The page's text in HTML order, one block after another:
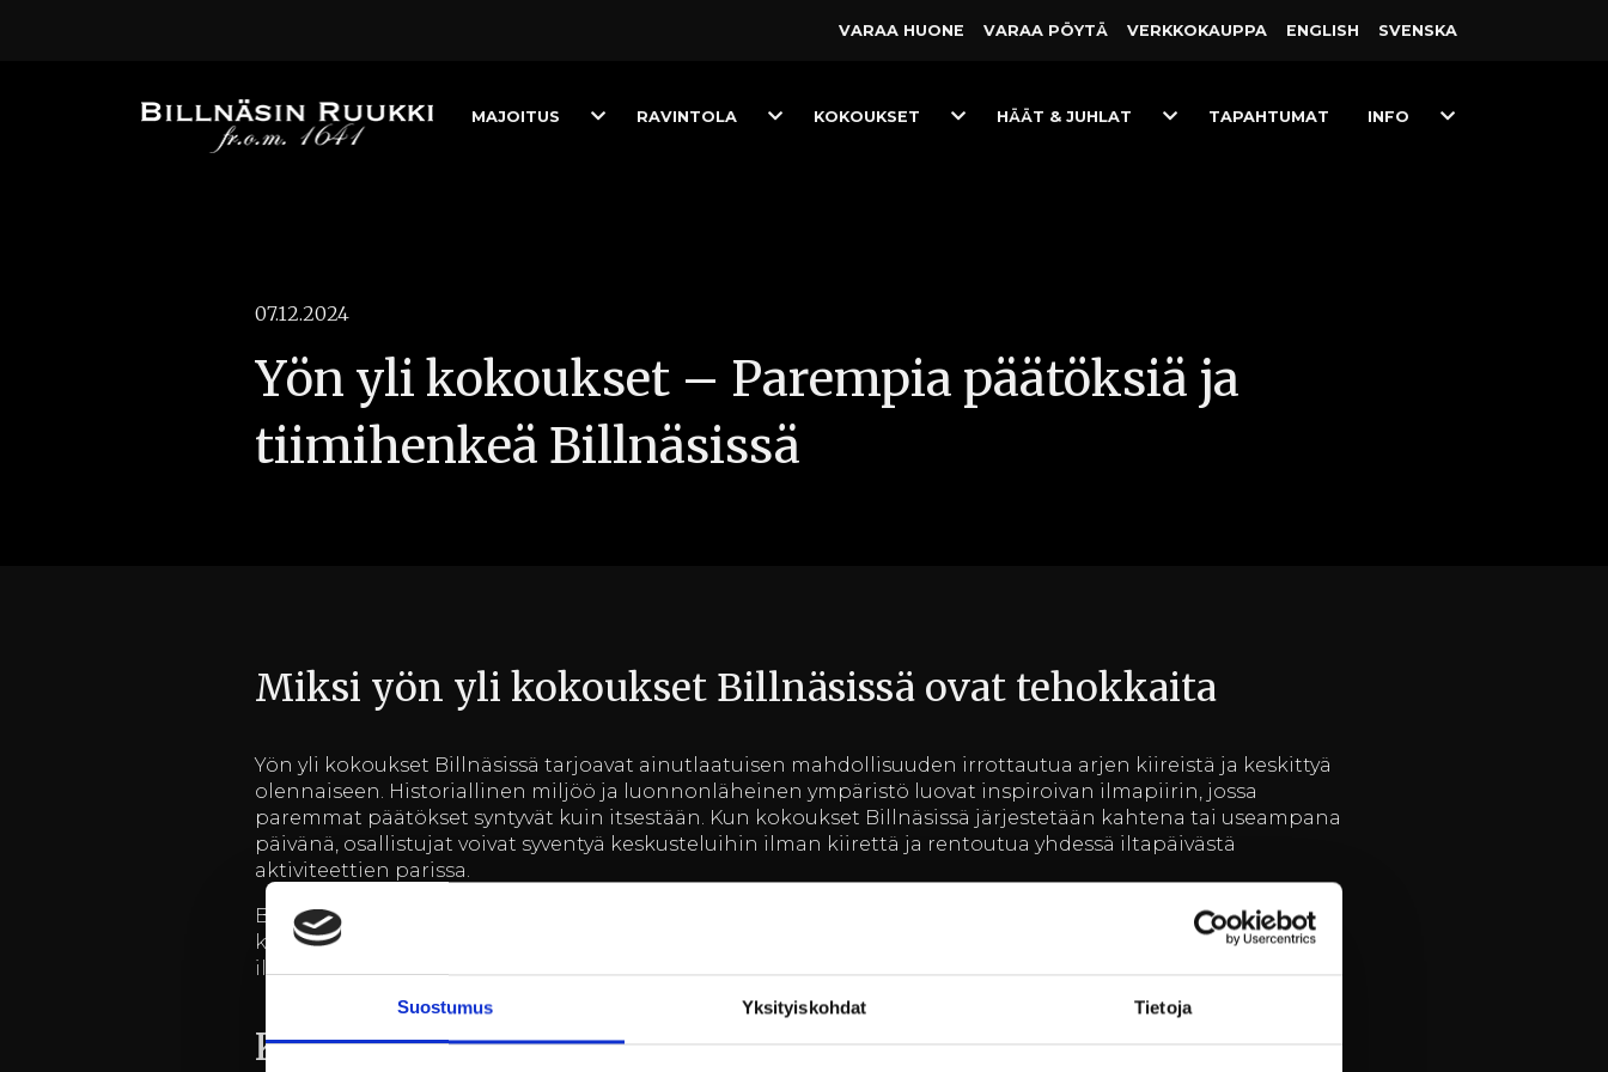
Suostumus Yksityiskohdat Tietoja
VARAA HUONE VARAA PÖYTÄ VERKKO­KAUPPA ENGLISH SVENSKA
MAJOITUS
ToggleRAVINTOLA
ToggleKOKOUKSET
ToggleHÄÄT & JUHLAT
ToggleTAPAHTUMAT INFO
Toggle
07.12.2024
Yön yli kokoukset – Parempia päätöksiä ja
tiimihenkeä Billnäsissä
Miksi yön yli kokoukset Billnäsissä ovat tehokkaita
Yön yli kokoukset Billnäsissä tarjoavat ainutlaatuisen mahdollisuuden irrottautua arjen kiireistä ja keskittyä
olennaiseen. Historiallinen miljöö ja luonnonläheinen ympäristö luovat inspiroivan ilmapiirin, jossa
paremmat päätökset syntyvät kuin itsestään. Kun kokoukset Billnäsissä järjestetään kahtena tai useampana
päivänä, osallistujat voivat syventyä keskusteluihin ilman kiirettä ja rentoutua yhdessä iltapäivästä
aktiviteettien parissa.
Billnäsin ruukki sijaitsee vain tunnin ajomatkan päässä Helsingistä, mikä tekee siitä helposti saavutettavan
kohteen. Yön yli kokoukset antavat myös mahdollisuuden jatkaa keskusteluja rennommassa ilmapiirissä
illallisen tai iltaretken merkeissä, mikä usein johtaa syvällisempiin ja luovempiin ratkaisuihin.
Kokouspalvelut Billnäsin ruukissa